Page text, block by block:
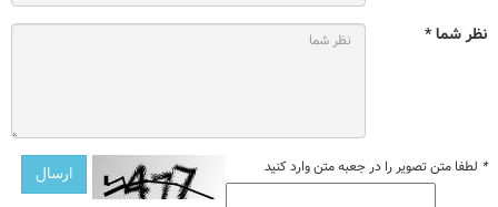
نظر شما *
* لطفا متن تصویر را در جعبه متن وارد کنید